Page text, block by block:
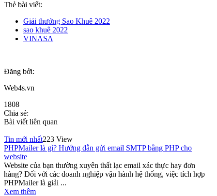
Thẻ bài viết:
Giải thưởng Sao Khuê 2022
sao khuê 2022
VINASA
Đăng bởi:
Web4s.vn
1808
Chia sẻ:
Bài viết liên quan
Tin mới nhất223 View
PHPMailer là gì? Hướng dẫn gửi email SMTP bằng PHP cho
website
Website của bạn thường xuyên thất lạc email xác thực hay đơn
hàng? Đối với các doanh nghiệp vận hành hệ thống, việc tích hợp
PHPMailer là giải ...
Xem thêm